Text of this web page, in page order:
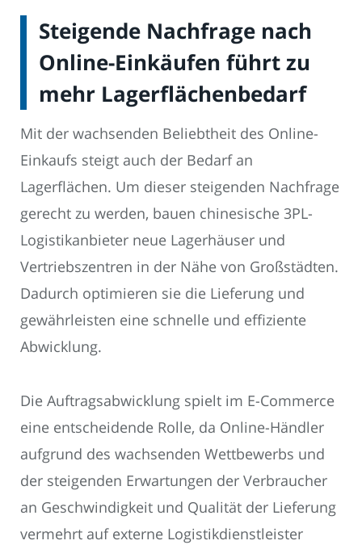
Steigende Nachfrage nach
Online-Einkäufen führt zu
mehr Lagerflächenbedarf
Mit der wachsenden Beliebtheit des Online-
Einkaufs steigt auch der Bedarf an
Lagerflächen. Um dieser steigenden Nachfrage
gerecht zu werden, bauen chinesische 3PL-
Logistikanbieter neue Lagerhäuser und
Vertriebszentren in der Nähe von Großstädten.
Dadurch optimieren sie die Lieferung und
gewährleisten eine schnelle und effiziente
Abwicklung.
Die Auftragsabwicklung spielt im E-Commerce
eine entscheidende Rolle, da Online-Händler
aufgrund des wachsenden Wettbewerbs und
der steigenden Erwartungen der Verbraucher
an Geschwindigkeit und Qualität der Lieferung
vermehrt auf externe Logistikdienstleister